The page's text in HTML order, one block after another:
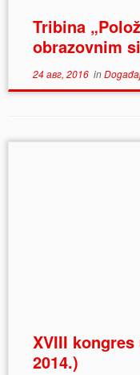
Tribina
obrazovnim
24 авг, 2016in
XVIII
2014.)